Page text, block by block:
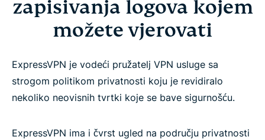
zapisivanja logova kojem
možete vjerovati
ExpressVPN je vodeći pružatelj VPN usluge sa
strogom politikom privatnosti koju je revidiralo
nekoliko neovisnih tvrtki koje se bave sigurnošću.
ExpressVPN ima i čvrst ugled na području privatnosti